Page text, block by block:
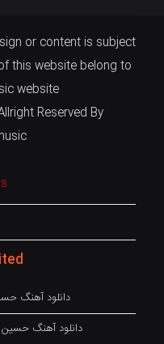
or content is subject
this website belong to
website
Reserved By
دانلود آهنگ
دانلود آهنگ حسین